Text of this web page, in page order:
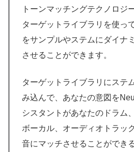
トーンマッチングテクノロジ
ターゲットライブラリを使っ
をサンプルやステムにダイナ
させることができます。
ターゲットライブラリにステ
み込んで、あなたの意図を
シスタントがあなたのドラム
ボーカル、オーディオトラッ
音にマッチさせることができ